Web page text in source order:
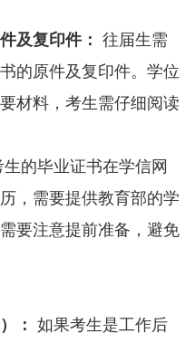
及复印件： 往届生需
的原件及复印件。学位
材料，考生需仔细阅读
的毕业证书在学信网
，需要提供教育部的学
要注意提前准备，避免
： 如果考生是工作后